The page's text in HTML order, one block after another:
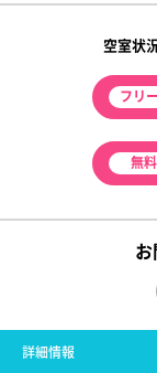
空室状
フリ
無料
詳細情報